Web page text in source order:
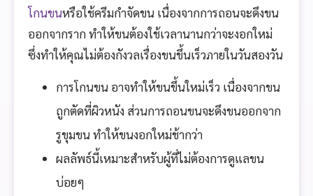
โกนขนหรือใช้ครีมกำจัดขน เนื่องจากการถอนจะดึงขน
ออกจากราก ทำให้ขนต้องใช้เวลานานกว่าจะงอกใหม่
ซึ่งทำให้คุณไม่ต้องกังวลเรื่องขนขึ้นเร็วภายในวันสองวัน
การโกนขน อาจทำให้ขนขึ้นใหม่เร็ว เนื่องจากขน
ถูกตัดที่ผิวหนัง ส่วนการถอนขนจะดึงขนออกจาก
รูขุมขน ทำให้ขนงอกใหม่ช้ากว่า
ผลลัพธ์นี้เหมาะสำหรับผู้ที่ไม่ต้องการดูแลขน
บ่อยๆ